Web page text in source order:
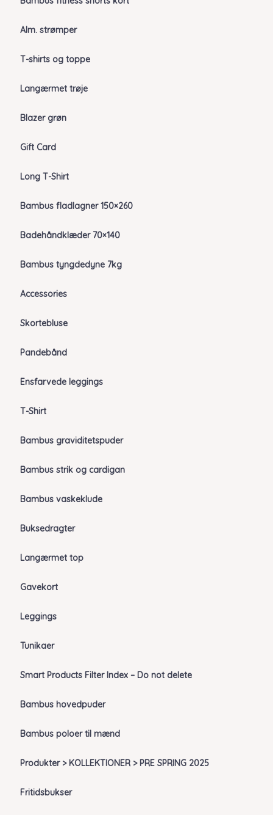
Alm. strømper
T-shirts og toppe
Langærmet trøje
Blazer grøn
Gift Card
Long T-Shirt
Bambus fladlagner 150×260
Badehåndklæder 70×140
Bambus tyngdedyne 7kg
Accessories
Skortebluse
Pandebånd
Ensfarvede leggings
T-Shirt
Bambus graviditetspuder
Bambus strik og cardigan
Bambus vaskeklude
Buksedragter
Langærmet top
Gavekort
Leggings
Tunikaer
Smart Products Filter Index – Do not delete
Bambus hovedpuder
Bambus poloer til mænd
Produkter > KOLLEKTIONER > PRE SPRING 2025
Fritidsbukser